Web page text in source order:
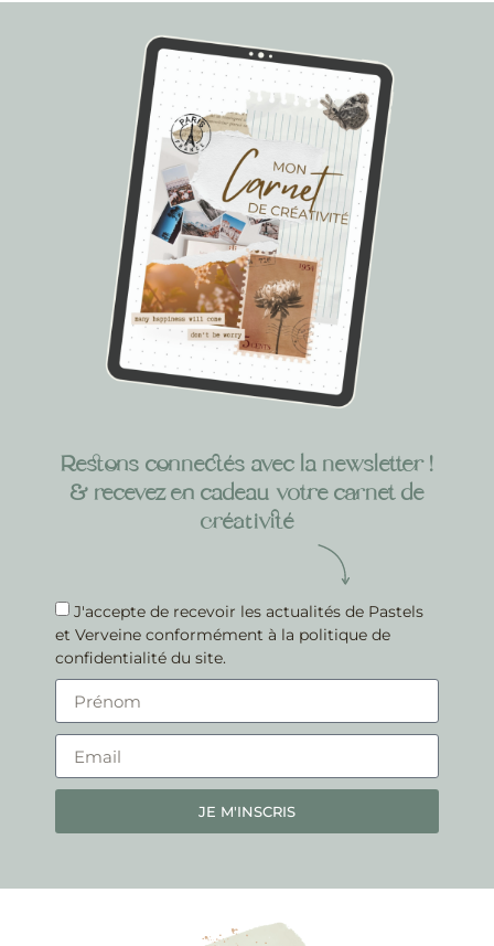
Restons connectés avec la newsletter !
& recevez en cadeau votre carnet de
créativité
J'accepte de recevoir les actualités de Pastels
et Verveine conformément à la politique de
confidentialité du site.
JE M'INSCRIS